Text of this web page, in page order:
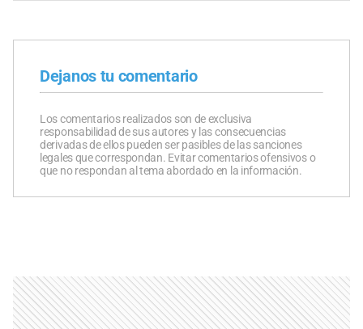
Dejanos tu comentario
Los comentarios realizados son de exclusiva
responsabilidad de sus autores y las consecuencias
derivadas de ellos pueden ser pasibles de las sanciones
legales que correspondan. Evitar comentarios ofensivos o
que no respondan al tema abordado en la información.